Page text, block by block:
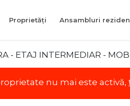
Proprietăți Ansambluri
- ETAJ INTERMEDIAR -
nu mai este activă,